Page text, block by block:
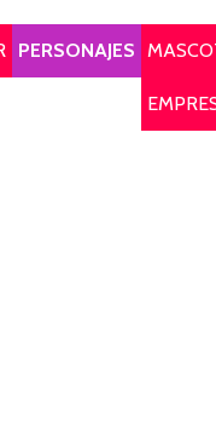
PERSONAJES